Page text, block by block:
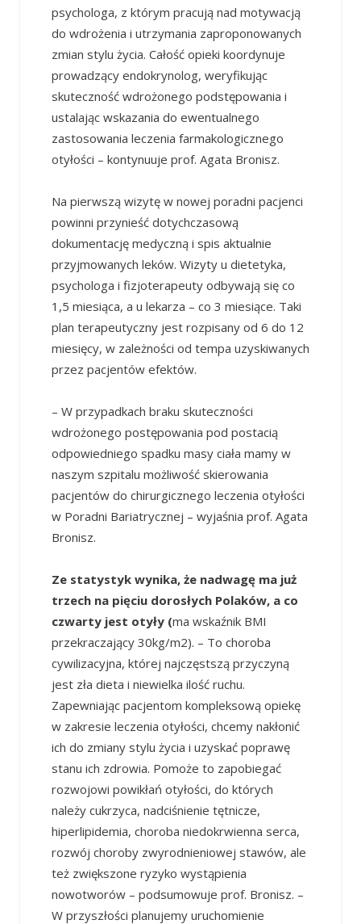
psychologa, z którym pracują nad motywacją
do wdrożenia i utrzymania zaproponowanych
zmian stylu życia. Całość opieki koordynuje
prowadzący endokrynolog, weryfikując
skuteczność wdrożonego podstępowania i
ustalając wskazania do ewentualnego
zastosowania leczenia farmakologicznego
otyłości – kontynuuje prof. Agata Bronisz.
Na pierwszą wizytę w nowej poradni pacjenci
powinni przynieść dotychczasową
dokumentację medyczną i spis aktualnie
przyjmowanych leków. Wizyty u dietetyka,
psychologa i fizjoterapeuty odbywają się co
1,5 miesiąca, a u lekarza – co 3 miesiące. Taki
plan terapeutyczny jest rozpisany od 6 do 12
miesięcy, w zależności od tempa uzyskiwanych
przez pacjentów efektów.
– W przypadkach braku skuteczności
wdrożonego postępowania pod postacią
odpowiedniego spadku masy ciała mamy w
naszym szpitalu możliwość skierowania
pacjentów do chirurgicznego leczenia otyłości
w Poradni Bariatrycznej – wyjaśnia prof. Agata
Bronisz.
Ze statystyk wynika, że nadwagę ma już
trzech na pięciu dorosłych Polaków, a co
czwarty jest otyły (ma wskaźnik BMI
przekraczający 30kg/m2). – To choroba
cywilizacyjna, której najczęstszą przyczyną
jest zła dieta i niewielka ilość ruchu.
Zapewniając pacjentom kompleksową opiekę
w zakresie leczenia otyłości, chcemy nakłonić
ich do zmiany stylu życia i uzyskać poprawę
stanu ich zdrowia. Pomoże to zapobiegać
rozwojowi powikłań otyłości, do których
należy cukrzyca, nadciśnienie tętnicze,
hiperlipidemia, choroba niedokrwienna serca,
rozwój choroby zwyrodnieniowej stawów, ale
też zwiększone ryzyko wystąpienia
nowotworów – podsumowuje prof. Bronisz. –
W przyszłości planujemy uruchomienie